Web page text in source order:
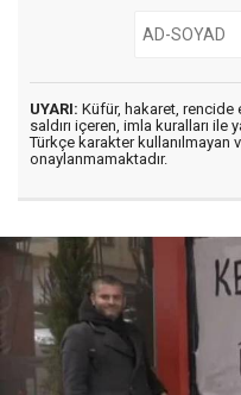
UYARI: Küfür, hakaret, rencide
saldırı içeren, imla kuralları ile
Türkçe karakter kullanılmayan
onaylanmamaktadır.